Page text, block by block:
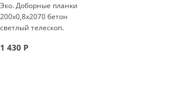
Эко. Доборные планки
200x0,8x2070 бетон
светлый телескоп.
1 430 Р